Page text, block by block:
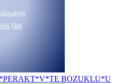
BOZUKLU*U